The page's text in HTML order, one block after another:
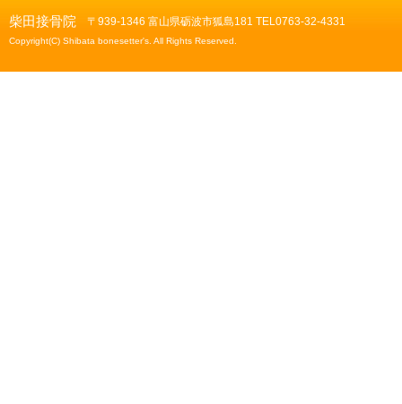
柴田接骨院 〒939-1346 富山県砺波市狐島181 TEL0763-32-4331
Copyright(C) Shibata bonesetter's. All Rights Reserved.